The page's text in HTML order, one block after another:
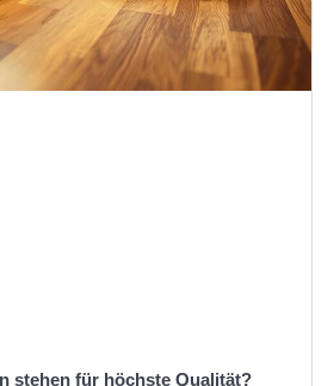
stehen für höchste Qualität?